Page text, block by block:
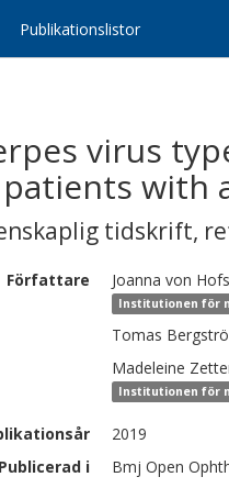
Publikationslistor
virus
with
tidskrift,
Författare Joanna von
Institutionen för
Tomas
Madeleine
Institutionen för
2019
Publicerad i
Bmj Open